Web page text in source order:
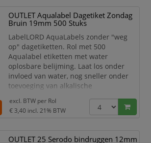
OUTLET Aqualabel Dagetiket Zondag
Bruin 19mm 500 Stuks
LabelLORD AquaLabels zonder "weg
op" dagetiketten. Rol met 500
Aqualabel etiketten met water
oplosbare belijming. Laat los onder
invloed van water, nog sneller onder
toevoeging van alkalische
Gemakkelijk te verwijderen en
(ZO) bruin.
excl. BTW per Rol
€ 3,40 incl. 21% BTW
OUTLET 25 Serodo bindruggen 12mm